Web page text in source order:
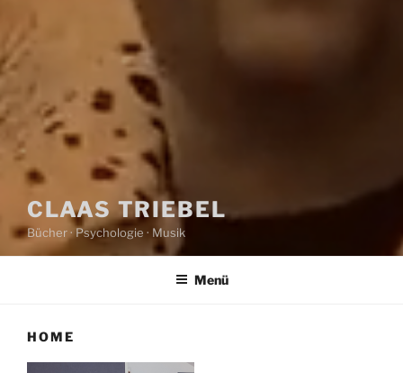
CLAAS TRIEBEL
Bücher · Psychologie · Musik
Menü
HOME